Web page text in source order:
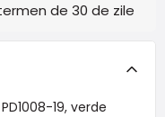
de 30 de zile
19, verde